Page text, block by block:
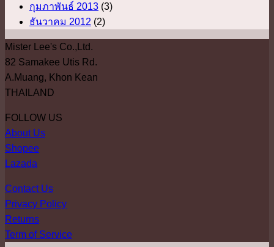
กุมภาพันธ์ 2013 (3)
ธันวาคม 2012 (2)
Mister Lee's Co.,Ltd.
82 Samakee Utis Rd.
A.Muang, Khon Kean
THAILAND
FOLLOW US
About Us
Shopee
Lazada
Contact Us
Privacy Policy
Returns
Term of Service